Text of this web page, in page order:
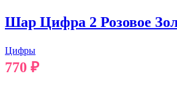
Шар Цифра 2 Розовое
Цифры
770 ₽